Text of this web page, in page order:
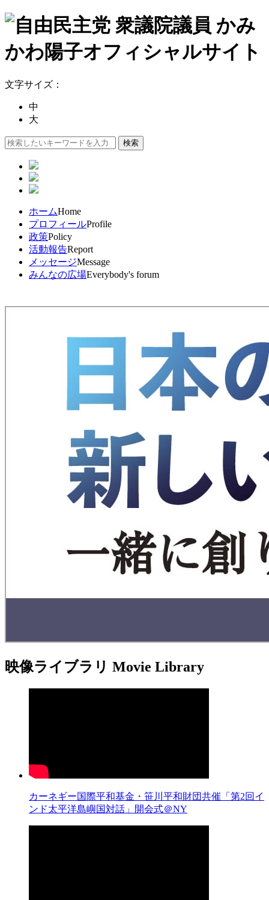
文字サイズ：
中
大
ホームHome
プロフィールProfile
政策Policy
活動報告Report
メッセージMessage
みんなの広場Everybody's forum
映像ライブラリ Movie Library
カーネギー国際平和基金・笹川平和財団共催「第2回イ
ンド太平洋島嶼国対話」開会式＠NY